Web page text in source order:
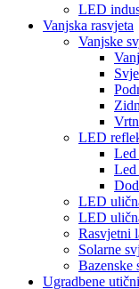
LED
Vanjska rasvjeta
Vanjske
LED
Led
Led
LED
LED
Rasvjetni
Solarne
Bazenske
Ugradbene